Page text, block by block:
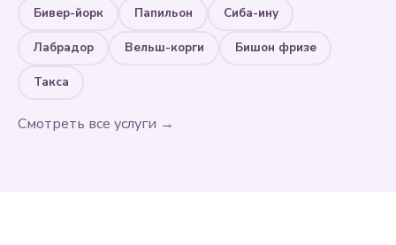
Бивер-йорк Папильон Сиба-ину
Лабрадор Вельш-корги Бишон фризе
Такса
Смотреть все услуги →